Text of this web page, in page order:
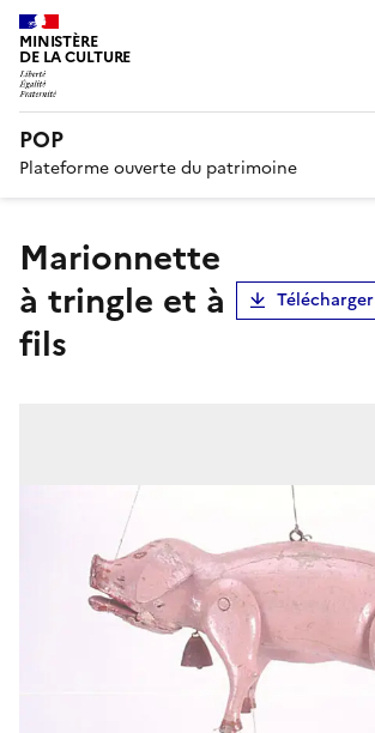
MINISTÈRE
DE LA CULTURE
POP
Plateforme ouverte du patrimoine
marionnette
à tringle et à
fils
Télécharger